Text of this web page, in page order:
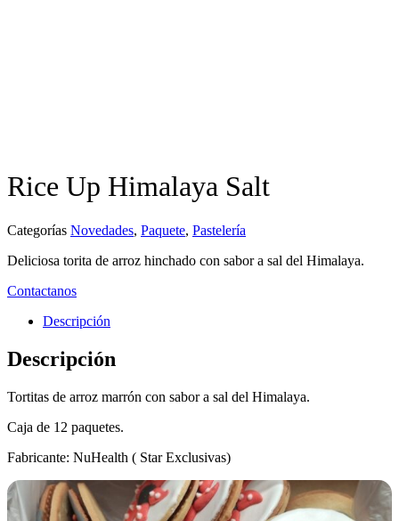
Rice Up Himalaya Salt
Categorías Novedades, Paquete, Pastelería
Deliciosa torita de arroz hinchado con sabor a sal del Himalaya.
Contactanos
Descripción
Descripción
Tortitas de arroz marrón con sabor a sal del Himalaya.
Caja de 12 paquetes.
Fabricante: NuHealth ( Star Exclusivas)